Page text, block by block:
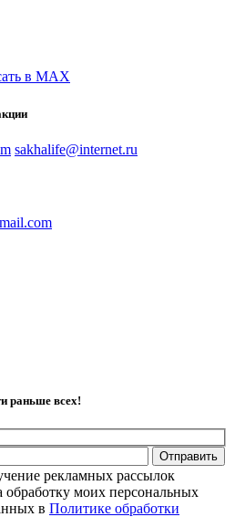
в MAX
sakhalife@internet.ru
раньше всех!
Отправить
рекламных рассылок
обработку моих персональных
в Политике обработки